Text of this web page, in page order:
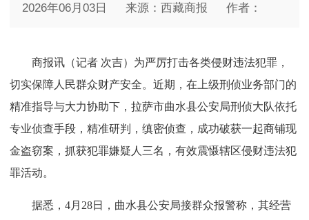
2026年06月03日 来源：西藏商报 作者：
商报讯（记者 次吉）为严厉打击各类侵财违法犯罪，
切实保障人民群众财产安全。近期，在上级刑侦业务部门的
精准指导与大力协助下，拉萨市曲水县公安局刑侦大队依托
专业侦查手段，精准研判，缜密侦查，成功破获一起商铺现
金盗窃案，抓获犯罪嫌疑人三名，有效震慑辖区侵财违法犯
罪活动。
据悉，4月28日，曲水县公安局接群众报警称，其经营